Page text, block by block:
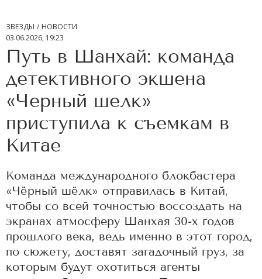
ЗВЕЗДЫ
НОВОСТИ
03.06.2026, 19:23
Путь в Шанхай: команда
детективного экшена
«Черный шелк»
приступила к съемкам в
Китае
Команда международного блокбастера
«Чёрный шёлк» отправилась в Китай,
чтобы со всей точностью воссоздать на
экранах атмосферу Шанхая 30-х годов
прошлого века, ведь именно в этот город,
по сюжету, доставят загадочный груз, за
которым будут охотиться агенты